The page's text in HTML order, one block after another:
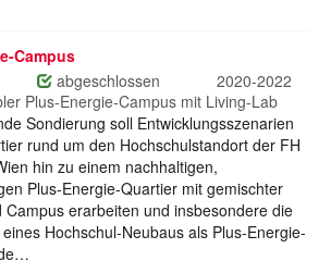
Campus
abgeschlossen
2020-2022
Plus-Energie-Campus mit Living-Lab
Sondierung soll Entwicklungsszenarien
rund um den Hochschulstandort der FH
hin zu einem nachhaltigen,
Plus-Energie-Quartier mit gemischter
Campus erarbeiten und insbesondere die
Hochschul-Neubaus als Plus-Energie-